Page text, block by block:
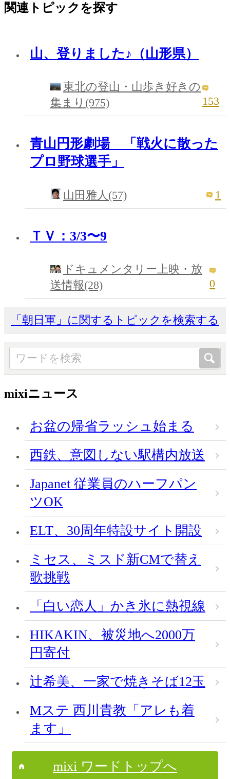
関連トピックを探す
山、登りました♪（山形県）
東北の登山・山歩き好きの
集まり(975)
153
青山円形劇場 「戦火に散った
プロ野球選手」
山田雅人(57) 1
ＴＶ：3/3〜9
ドキュメンタリー上映・放
送情報(28)
0
「朝日軍」に関するトピックを検索する
mixiニュース
お盆の帰省ラッシュ始まる
西鉄、意図しない駅構内放送
Japanet 従業員のハーフパン
ツOK
ELT、30周年特設サイト開設
ミセス、ミスド新CMで替え
歌挑戦
「白い恋人」かき氷に熱視線
HIKAKIN、被災地へ2000万
円寄付
辻希美、一家で焼きそば12玉
Mステ 西川貴教「アレも着
ます」
mixi ワードトップへ